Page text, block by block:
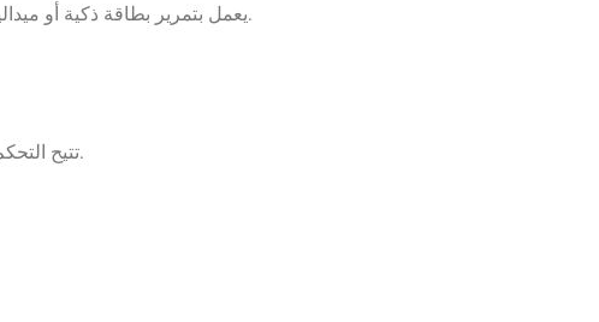
يعمل بتمرير بطاقة ذكية أو، يُستخدم هذا النوع على نطاق واسع في الفنادق والمجمعات السكنية والشركات في الدوحة.
تتيح، يمكن مراقبة سجل الدخول، فتح الباب لضيوف، وتلقي إشعارات فورية.